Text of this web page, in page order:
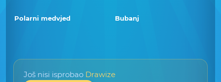
Polarni medvjed Bubanj
Još nisi isprobao Drawize